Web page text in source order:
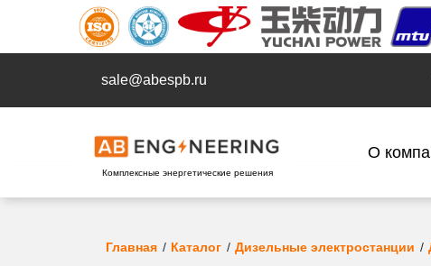
sale@abespb.ru
Комплексные энергетические решения
О
Главная Каталог Дизельные электростанции